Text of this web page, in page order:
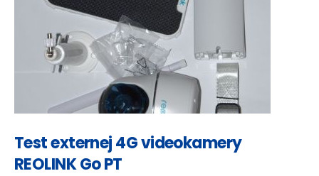
Test externej 4G videokamery
REOLINK Go PT